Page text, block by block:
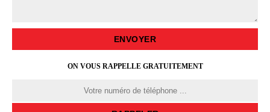
ON VOUS RAPPELLE GRATUITEMENT